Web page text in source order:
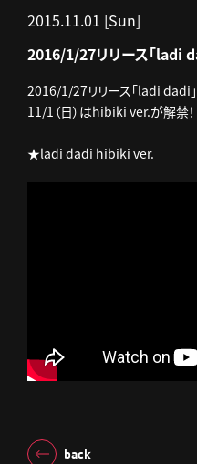
2015.11.01 [Sun]
2016/1/27リリース「ladi
2016/1/27リリース「ladi dadi
11/1（日）はhibiki ver.が解禁！
★ladi dadi hibiki ver.
back